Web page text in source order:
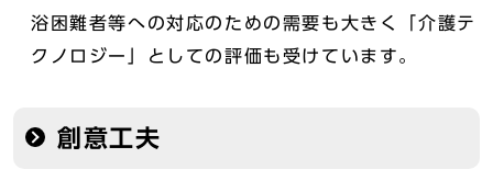
浴困難者等への対応のための需要も大きく「介護テ
クノロジー」としての評価も受けています。
創意工夫